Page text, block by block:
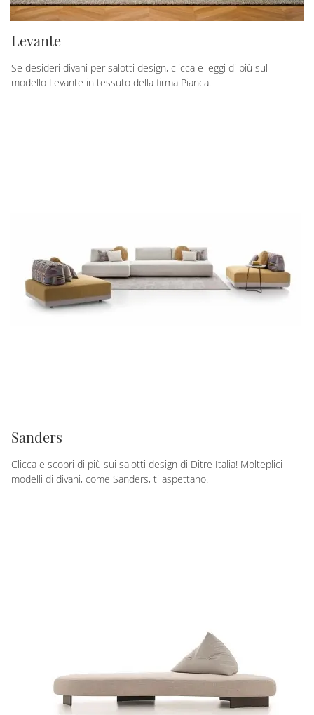
Levante
Se desideri divani per salotti design, clicca e leggi di più sul
modello Levante in tessuto della firma Pianca.
Sanders
Clicca e scopri di più sui salotti design di Ditre Italia! Molteplici
modelli di divani, come Sanders, ti aspettano.